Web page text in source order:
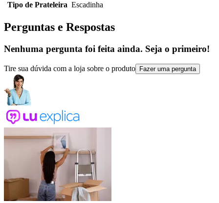
Tipo de Prateleira Escadinha
Perguntas e Respostas
Nenhuma pergunta foi feita ainda. Seja o primeiro!
Tire sua dúvida com a loja sobre o produto Fazer uma pergunta